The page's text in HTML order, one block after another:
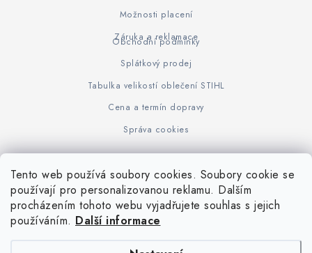
Tento web používá soubory cookies. Soubory cookie se
používají pro personalizovanou reklamu. Dalším
procházením tohoto webu vyjadřujete souhlas s jejich
používáním. Další informace
Možnosti placení
Záruka a reklamace
Obchodní podmínky
Splátkový prodej
Tabulka velikostí oblečení STIHL
Cena a termín dopravy
Správa cookies
www.KOVOJUHASZ.cz Výrobce STIHL STIHL Timbersport